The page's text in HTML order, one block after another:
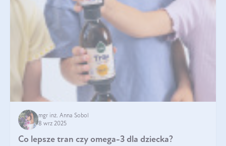
mgr inż. Anna Sobol
8 wrz 2025
Co lepsze tran czy omega-3 dla dziecka?